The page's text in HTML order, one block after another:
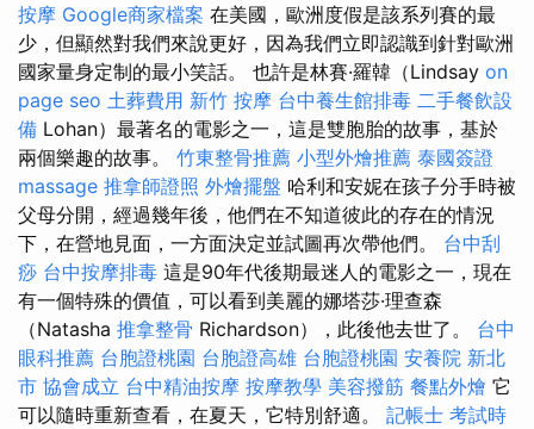
按摩 Google商家檔案 在美國，歐洲度假是該系列賽的最
少，但顯然對我們來說更好，因為我們立即認識到針對歐洲
國家量身定制的最小笑話。 也許是林賽·羅韓（Lindsay on
page seo 土葬費用 新竹 按摩 台中養生館排毒 二手餐飲設
備 Lohan）最著名的電影之一，這是雙胞胎的故事，基於
兩個樂趣的故事。 竹東整骨推薦 小型外燴推薦 泰國簽證
massage 推拿師證照 外燴擺盤 哈利和安妮在孩子分手時被
父母分開，經過幾年後，他們在不知道彼此的存在的情況
下，在營地見面，一方面決定並試圖再次帶他們。 台中刮
痧 台中按摩排毒 這是90年代後期最迷人的電影之一，現在
有一個特殊的價值，可以看到美麗的娜塔莎·理查森
（Natasha 推拿整骨 Richardson），此後他去世了。 台中
眼科推薦 台胞證桃園 台胞證高雄 台胞證桃園 安養院 新北
市 協會成立 台中精油按摩 按摩教學 美容撥筋 餐點外燴 它
可以隨時重新查看，在夏天，它特別舒適。 記帳士 考試時